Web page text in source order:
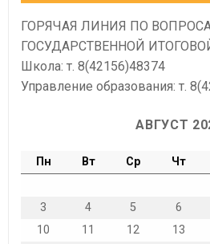
ГОРЯЧАЯ ЛИНИЯ ПО
ГОСУДАРСТВЕННОЙ
Школа: т. 8(42156)48374
Управление образования: т.
АВГУСТ
Пн Вт Ср Чт
3
4 5 6
10
11 12 13